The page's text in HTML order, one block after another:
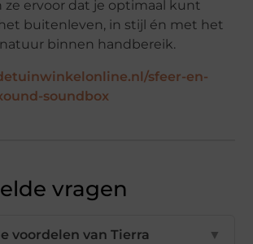
ze ervoor dat je optimaal kunt
buitenleven, in stijl én met het
binnen handbereik.
sfeer-en-
soundbox
vragen
voordelen van Tierra
▼